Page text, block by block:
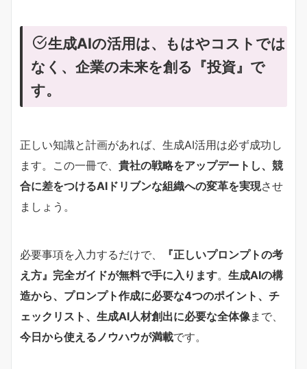
生成AIの活用は、もはやコストでは
なく、企業の未来を創る『投資』で
す。
正しい知識と計画があれば、生成AI活用は必ず成功し
ます。この一冊で、 貴社の戦略をアップデートし、競
合に差をつけるAIドリブンな組織への変革を実現させ
ましょう。
必要事項を入力するだけで、
『正しいプロンプトの考
え方』完全ガイドが無料で手に入ります。 生成AIの構
造から、プロンプト作成に必要な4つのポイント、チ
ェックリスト、生成AI人材創出に必要な全体像 まで、
今日から使えるノウハウが満載です。